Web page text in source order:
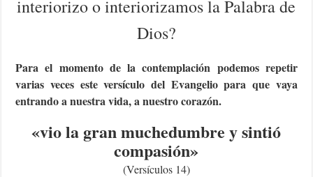
interiorizo o interiorizamos la Palabra de
Dios?
Para el momento de la contemplación podemos repetir
varias veces este versículo del Evangelio para que vaya
entrando a nuestra vida, a nuestro corazón.
«vio la gran muchedumbre y sintió
compasión»
(Versículos 14)